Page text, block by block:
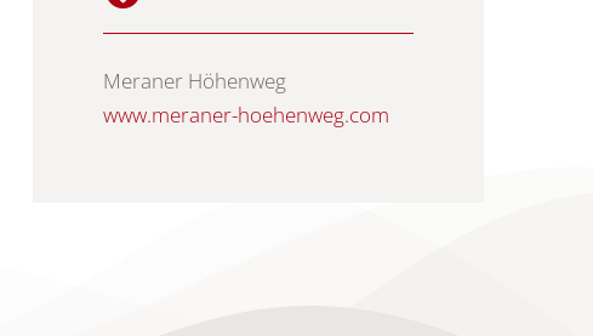
Meraner Höhenweg
www.meraner-hoehenweg.com